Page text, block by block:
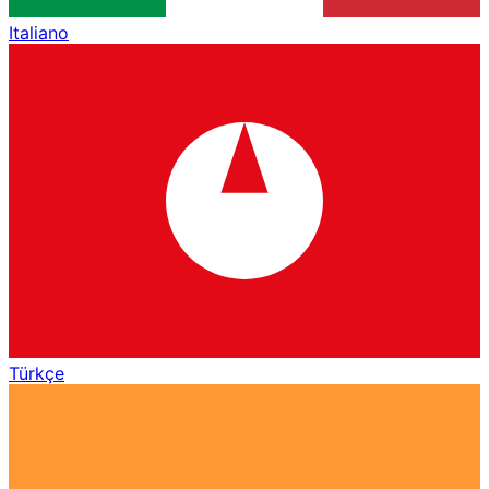
Italiano
Türkçe